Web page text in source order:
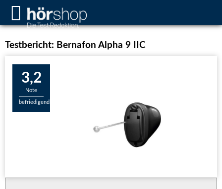
Testbericht: Bernafon Alpha 9 IIC
3,2
Note
befriedigend